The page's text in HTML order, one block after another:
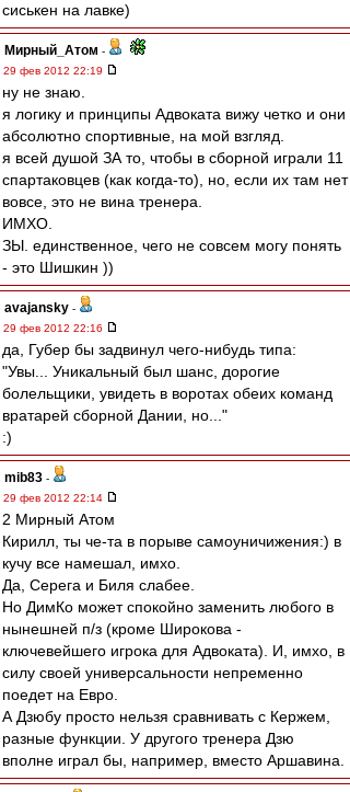
сиськен на лавке)
Мирный_Атом -
29 фев 2012 22:19
ну не знаю.
я логику и принципы Адвоката вижу четко и они
абсолютно спортивные, на мой взгляд.
я всей душой ЗА то, чтобы в сборной играли 11
спартаковцев (как когда-то), но, если их там нет
вовсе, это не вина тренера.
ИМХО.
ЗЫ. единственное, чего не совсем могу понять
- это Шишкин ))
avajansky -
29 фев 2012 22:16
да, Губер бы задвинул чего-нибудь типа:
"Увы... Уникальный был шанс, дорогие
болельщики, увидеть в воротах обеих команд
вратарей сборной Дании, но..."
:)
mib83 -
29 фев 2012 22:14
2 Мирный Атом
Кирилл, ты че-та в порыве самоуничижения:) в
кучу все намешал, имхо.
Да, Серега и Биля слабее.
Но ДимКо может спокойно заменить любого в
нынешней п/з (кроме Широкова -
ключевейшего игрока для Адвоката). И, имхо, в
силу своей универсальности непременно
поедет на Евро.
А Дзюбу просто нельзя сравнивать с Кержем,
разные функции. У другого тренера Дзю
вполне играл бы, например, вместо Аршавина.